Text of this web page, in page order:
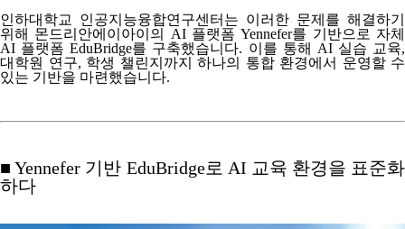
인하대학교 인공지능융합연구센터는 이러한 문제를 해결하기
위해 몬드리안에이아이의 AI 플랫폼Yennefer를 기반으로 자체
AI 플랫폼EduBridge를 구축했습니다. 이를 통해 AI 실습 교육,
대학원 연구, 학생 챌린지까지 하나의 통합 환경에서 운영할 수
있는 기반을 마련했습니다.
■ Yennefer 기반 EduBridge로 AI 교육 환경을 표준화
하다